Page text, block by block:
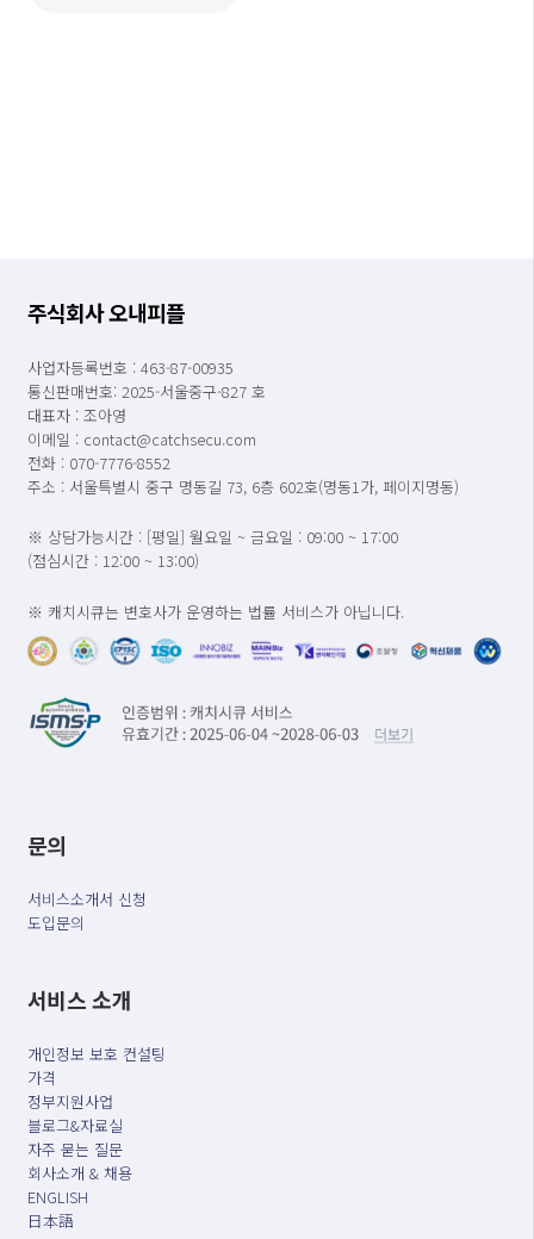
주식회사 오내피플
사업자등록번호 : 463-87-00935
통신판매번호: 2025-서울중구-827 호
대표자 : 조아영
이메일 : contact@catchsecu.com
전화 : 070-7776-8552
주소 : 서울특별시 중구 명동길 73, 6층 602호(명동1가, 페이지명동)
※ 상담가능시간 : [평일] 월요일 ~ 금요일 : 09:00 ~ 17:00
(점심시간 : 12:00 ~ 13:00)
※ 캐치시큐는 변호사가 운영하는 법률 서비스가 아닙니다.
문의
서비스소개서 신청
도입문의
서비스 소개
개인정보 보호 컨설팅
가격
정부지원사업
블로그&자료실
자주 묻는 질문
회사소개 & 채용
ENGLISH
日本語